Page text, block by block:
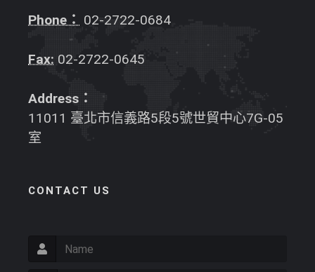
Phone： 02-2722-0684
Fax: 02-2722-0645
Address：
11011 臺北市信義路5段5號世貿中心7G-05
室
CONTACT US